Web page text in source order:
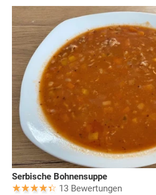
Serbische Bohnensuppe
13 Bewertungen